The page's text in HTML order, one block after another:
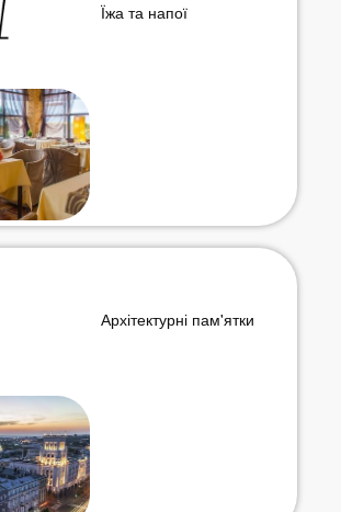
Їжа та напої
Архітектурні пам'ятки